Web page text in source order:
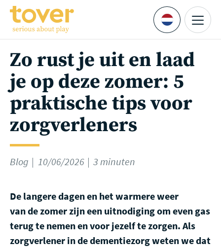
Ga naar hoofdinhoud
Languages
Menu
Zo rust je uit en laad
je op deze zomer: 5
praktische tips voor
zorgverleners
Blog 10/06/2026 3 minuten
De langere dagen en het warmere weer
van de zomer zijn een uitnodiging om even gas
terug te nemen en voor jezelf te zorgen. Als
zorgverlener in de dementiezorg weten we dat